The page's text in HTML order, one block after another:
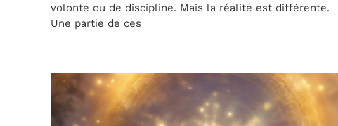
volonté ou de discipline. Mais la réalité est différente.
Une partie de ces